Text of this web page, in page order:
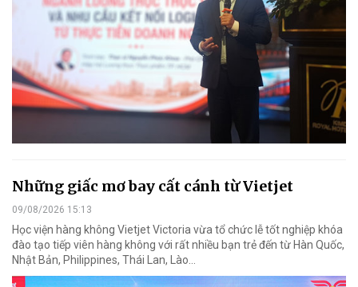
Những giấc mơ bay cất cánh từ Vietjet
09/08/2026 15:13
Học viện hàng không Vietjet Victoria vừa tổ chức lễ tốt nghiệp khóa
đào tạo tiếp viên hàng không với rất nhiều bạn trẻ đến từ Hàn Quốc,
Nhật Bản, Philippines, Thái Lan, Lào…